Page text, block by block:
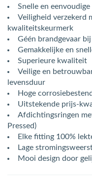
Snelle en
Veiligheid verzekerd
kwaliteitskeurmerk
Géén brandgevaar
Gemakkelijke en
Superieure kwaliteit
Veilige en
levensduur
Hoge
Uitstekende prijs-
Afdichtingsringen
Pressed)
Elke fitting 100%
Lage
Mooi design door